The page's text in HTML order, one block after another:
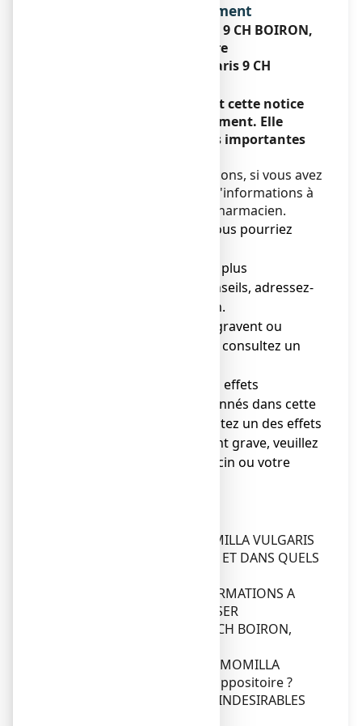
Dénomination du médicament
CHAMOMILLA VULGARIS 9 CH BOIRON,
suppositoire
Chamomilla vulgaris 9 CH
Veuillez lire attentivement cette notice
avant d'utiliser ce médicament. Elle
contient des informations importantes
Si vous avez d'autres questions, si vous avez
un doute, demandez plus d'informations à
votre médecin ou à votre pharmacien.
● Gardez cette notice, vous pourriez
● Si vous avez besoin de plus
d'informations et de conseils, adressez-
vous à votre pharmacien.
● Si les symptômes s'aggravent ou
persistent après 3 jours, consultez un
● Si vous remarquez des effets
indésirables non mentionnés dans cette
notice, ou si vous ressentez un des effets
mentionnés comme étant grave, veuillez
en informer votre médecin ou votre
1. QU'EST-CE QUE CHAMOMILLA VULGARIS
9 CH BOIRON, suppositoire ET DANS QUELS
2. QUELLES SONT LES INFORMATIONS A
CONNAITRE AVANT D'UTILISER
CHAMOMILLA VULGARIS 9 CH BOIRON,
3. COMMENT UTILISER CHAMOMILLA
VULGARIS 9 CH BOIRON, suppositoire ?
4. QUELS SONT LES EFFETS INDESIRABLES